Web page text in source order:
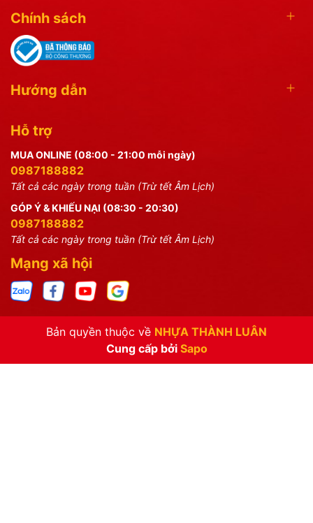
Chính sách
Hướng dẫn
Hỗ trợ
MUA ONLINE (08:00 - 21:00 mỗi ngày)
0987188882
Tất cả các ngày trong tuần (Trừ tết Âm Lịch)
GÓP Ý & KHIẾU NẠI (08:30 - 20:30)
0987188882
Tất cả các ngày trong tuần (Trừ tết Âm Lịch)
Mạng xã hội
Bản quyền thuộc về NHỰA THÀNH LUÂN
Cung cấp bởi Sapo